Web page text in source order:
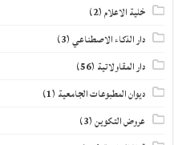
خلية الاعلام(2)
دار الذكاء الاصطناعي(3)
دار المقاولاتية (56)
ديوان المطبوعات الجامعية (1)
عروض التكوين(3)